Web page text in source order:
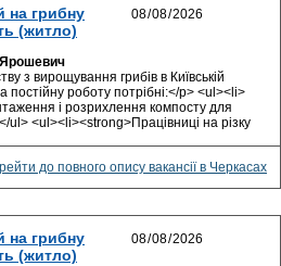
на грибну
(житло)
з вирощування грибів в Київській
постійну роботу потрібні:</p> <ul><li>
і розрихлення компосту для
ul> <ul><li><strong>Працівниці на різку
до повного опису вакансії в Черкасах
на грибну
(житло)